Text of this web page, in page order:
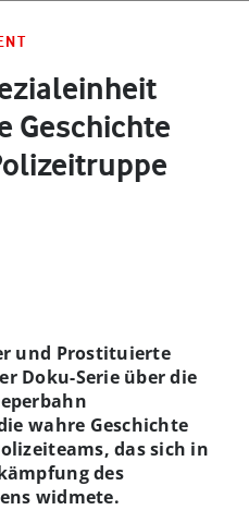
Geschichte
und Prostituierte
Doku-Serie über die
wahre Geschichte
das sich in
des
widmete.